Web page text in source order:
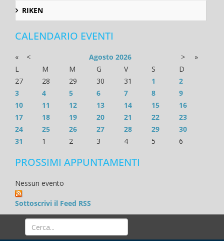
RIKEN
CALENDARIO EVENTI
« < Agosto 2026 >
»
L
M M G V S
D
27
28 29 30 31 1
2
3
4 5 6 7 8
9
10
11 12 13 14 15
16
17
18 19 20 21 22
23
24
25 26 27 28 29
30
31
1 2 3 4 5 6
PROSSIMI APPUNTAMENTI
Nessun evento
Sottoscrivi il Feed RSS